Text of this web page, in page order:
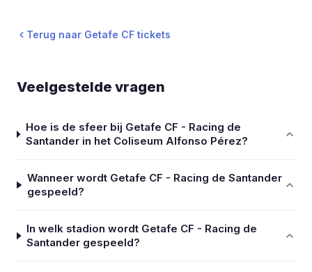
Terug naar Getafe CF tickets
Veelgestelde vragen
Hoe is de sfeer bij Getafe CF - Racing de
Santander in het Coliseum Alfonso Pérez?
Wanneer wordt Getafe CF - Racing de Santander
gespeeld?
In welk stadion wordt Getafe CF - Racing de
Santander gespeeld?